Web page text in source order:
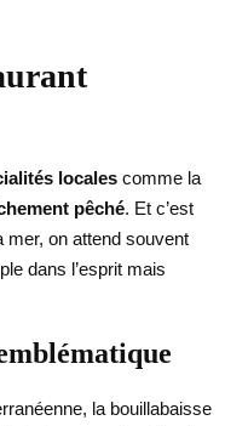
locales comme la
pêché. Et c’est
mer, on attend souvent
dans l’esprit mais
la bouillabaisse